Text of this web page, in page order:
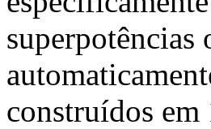
superpotências
construídos em